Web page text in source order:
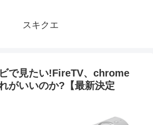
スキクエ
で見たい!FireTV、chrome
がいいのか?【最新決定